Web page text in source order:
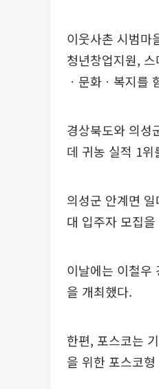
이웃사촌 시범마
청년창업지원,
ㆍ문화ㆍ복지를
경상북도와 의성
데 귀농 실적 1
의성군 안계면
대 입주자 모집
이날에는 이철우
을 개최했다.
한편, 포스코는
을 위한 포스코